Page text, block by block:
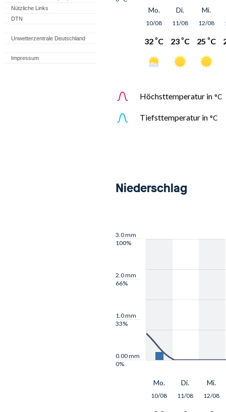
Nützliche Links
DTN
Unwetterzentrale Deutschland
Impressum